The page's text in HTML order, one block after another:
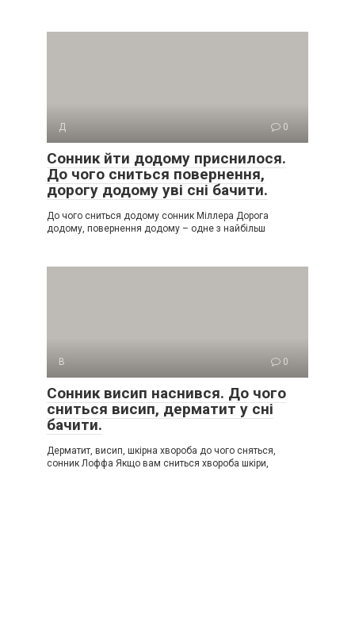
Д 0
Сонник йти додому приснилося.
До чого сниться повернення,
дорогу додому уві сні бачити.
До чого сниться додому сонник Міллера Дорога
додому, повернення додому – одне з найбільш
В 0
Сонник висип наснився. До чого
сниться висип, дерматит у сні
бачити.
Дерматит, висип, шкірна хвороба до чого сняться,
сонник Лоффа Якщо вам сниться хвороба шкіри,